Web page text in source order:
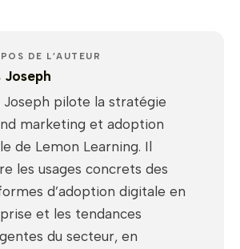
DE L’AUTEUR
Joseph
Joseph pilote la stratégie
marketing et adoption
de Lemon Learning. Il
les usages concrets des
d’adoption digitale en
et les tendances
du secteur, en